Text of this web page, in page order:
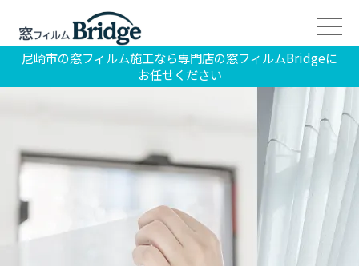
尼崎市の窓フィルム施工なら専門店の窓フィルムBridgeに
お任せください